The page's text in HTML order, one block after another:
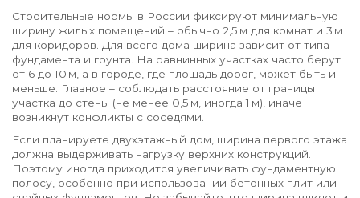
Строительные нормы в России фиксируют минимальную
ширину жилых помещений – обычно 2,5 м для комнат и 3 м
для коридоров. Для всего дома ширина зависит от типа
фундамента и грунта. На равнинных участках часто берут
от 6 до 10 м, а в городе, где площадь дорог, может быть и
меньше. Главное – соблюдать расстояние от границы
участка до стены (не менее 0,5 м, иногда 1 м), иначе
возникнут конфликты с соседями.
Если планируете двухэтажный дом, ширина первого этажа
должна выдерживать нагрузку верхних конструкций.
Поэтому иногда приходится увеличивать фундаментную
полосу, особенно при использовании бетонных плит или